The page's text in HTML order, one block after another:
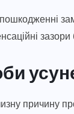
пошкодженні
зазори
причину